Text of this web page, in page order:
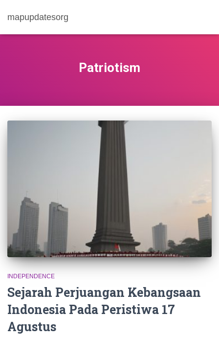
mapupdatesorg
Patriotism
INDEPENDENCE
Sejarah Perjuangan Kebangsaan
Indonesia Pada Peristiwa 17
Agustus